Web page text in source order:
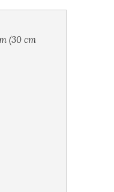
(30 cm